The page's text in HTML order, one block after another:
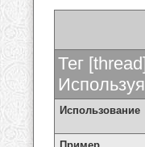
Тег
Использование